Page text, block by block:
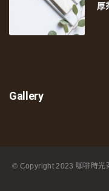
厚
Gallery
© Copyright 2023 咖啡時光